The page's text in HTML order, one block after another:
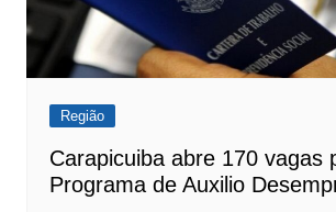
Região
Carapicuiba abre 170 vagas
Programa de Auxilio